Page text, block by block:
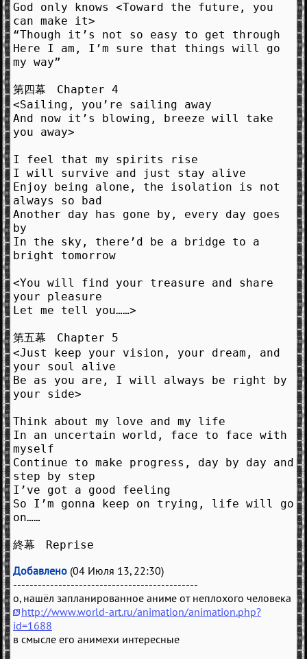
God only knows <Toward the future, you
can make it>
“Though it’s not so easy to get through
Here I am, I’m sure that things will go
my way”
第四幕 Chapter 4
<Sailing, you’re sailing away
And now it’s blowing, breeze will take
you away>
I feel that my spirits rise
I will survive and just stay alive
Enjoy being alone, the isolation is not
always so bad
Another day has gone by, every day goes
by
In the sky, there’d be a bridge to a
bright tomorrow
<You will find your treasure and share
your pleasure
Let me tell you……>
第五幕 Chapter 5
<Just keep your vision, your dream, and
your soul alive
Be as you are, I will always be right by
your side>
Think about my love and my life
In an uncertain world, face to face with
myself
Continue to make progress, day by day and
step by step
I’ve got a good feeling
So I’m gonna keep on trying, life will go
on……
終幕 Reprise
Добавлено (04 Июля 13, 22:30)
---------------------------------------------
о, нашёл запланированное аниме от неплохого человека
http://www.world-art.ru/animation/animation.php?
id=1688
в смысле его анимехи интересные